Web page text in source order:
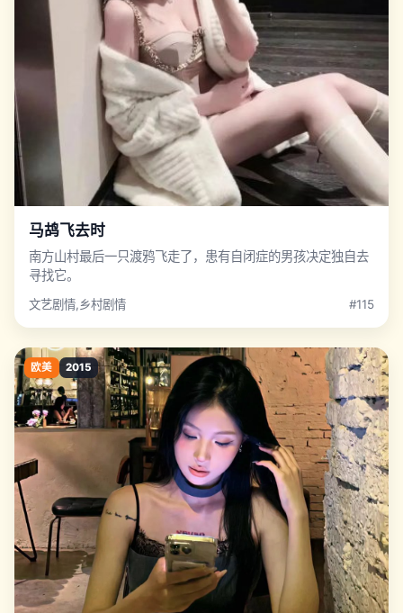
马鸪飞去时
南方山村最后一只渡鸦飞走了，患有自闭症的男孩决定独自去
寻找它。
文艺剧情,乡村剧情 #115
欧美 2015